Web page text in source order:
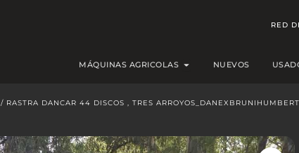
RED
MÁQUINAS AGRICOLAS Open MÁQUINAS
NUEVOS
/ RASTRA DANCAR 44 DISCOS , TRES